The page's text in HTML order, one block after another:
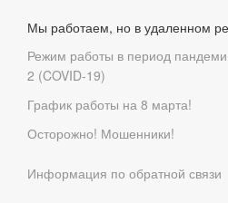
Мы работаем, но в удаленном
Режим работы в период
2 (COVID-19)
График работы на 8 марта!
Осторожно! Мошенники!
Информация по обратной связи